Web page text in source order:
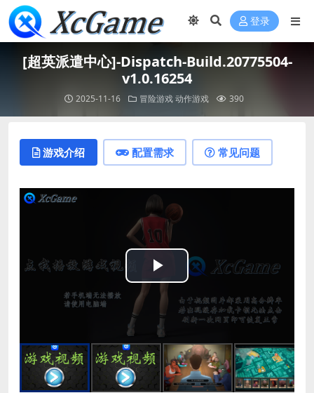
登录
[超英派遣中心]-Dispatch-Build.20775504-
v1.0.16254
2025-11-16 冒险游戏动作游戏 390
游戏介绍 配置需求 常见问题
Play
Video